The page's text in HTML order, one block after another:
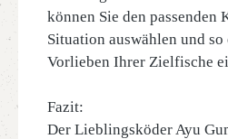
können Sie den passenden
Situation auswählen und
Vorlieben Ihrer Zielfische
Fazit:
Der Lieblingsköder Ayu